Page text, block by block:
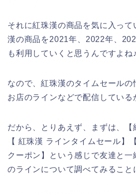
それに紅珠漢の商品を気に入って
漢の商品を2021年、2022年、
も利用していくと思うんですよね♪
なので、紅珠漢のタイムセールの
お店のラインなどで配信している
だから、とりあえず、まずは、【
【 紅珠漢 ラインタイムセール】
クーポン】という感じで友達と
のラインについて調べてみること